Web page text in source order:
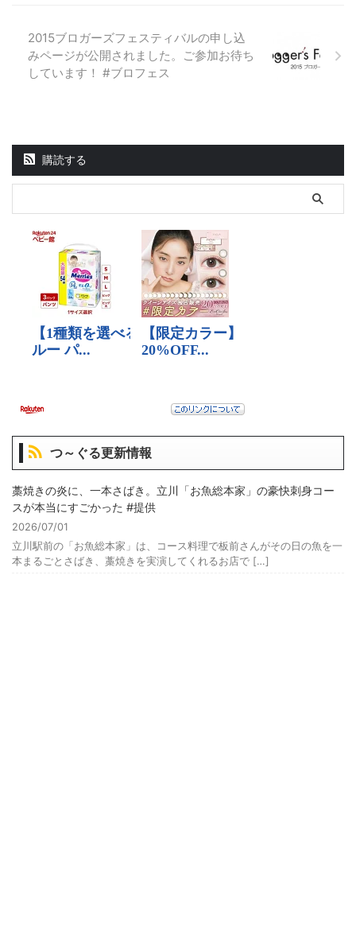
2015ブロガーズフェスティバルの申し込
みページが公開されました。ご参加お待ち
しています！ #ブロフェス
購読する
つ～ぐる更新情報
藁焼きの炎に、一本さばき。立川「お魚総本家」の豪快刺身コー
スが本当にすごかった #提供
2026/07/01
立川駅前の「お魚総本家」は、コース料理で板前さんがその日の魚を一
本まるごとさばき、藁焼きを実演してくれるお店で […]